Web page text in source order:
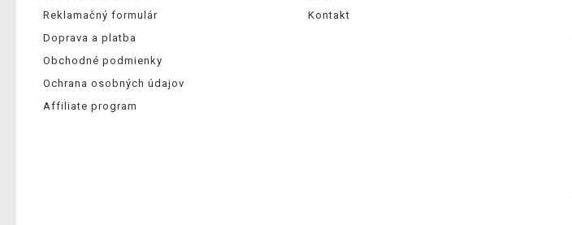
Reklamačný formulár
Doprava a platba
Obchodné podmienky
Ochrana osobných údajov
Affiliate program
Kontakt